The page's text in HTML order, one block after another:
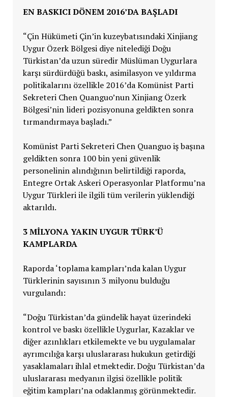
EN BASKICI DÖNEM 2016’DA BAŞLADI
“Çin Hükümeti Çin’in kuzeybatısındaki Xinjiang
Uygur Özerk Bölgesi diye nitelediği Doğu
Türkistan’da uzun süredir Müslüman Uygurlara
karşı sürdürdüğü baskı, asimilasyon ve yıldırma
politikalarını özellikle 2016’da Komünist Parti
Sekreteri Chen Quanguo’nun Xinjiang Özerk
Bölgesi’nin lideri pozisyonuna geldikten sonra
tırmandırmaya başladı.”
Komünist Parti Sekreteri Chen Quanguo iş başına
geldikten sonra 100 bin yeni güvenlik
personelinin alındığının belirtildiği raporda,
Entegre Ortak Askeri Operasyonlar Platformu’na
Uygur Türkleri ile ilgili tüm verilerin yüklendiği
aktarıldı.
3 MİLYONA YAKIN UYGUR TÜRK’Ü
KAMPLARDA
Raporda ‘toplama kampları’nda kalan Uygur
Türklerinin sayısının 3 milyonu bulduğu
vurgulandı:
“Doğu Türkistan’da gündelik hayat üzerindeki
kontrol ve baskı özellikle Uygurlar, Kazaklar ve
diğer azınlıkları etkilemekte ve bu uygulamalar
ayrımcılığa karşı uluslararası hukukun getirdiği
yasaklamaları ihlal etmektedir. Doğu Türkistan’da
uluslararası medyanın ilgisi özellikle politik
eğitim kampları’na odaklanmış görünmektedir.